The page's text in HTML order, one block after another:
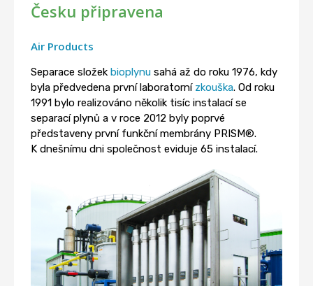
Česku připravena
Air Products
Separace složekbioplynu sahá až do roku 1976, kdy
byla předvedena první laboratorní zkouška. Od roku
1991 bylo realizováno několik tisíc instalací se
separací plynů a v roce 2012 byly poprvé
představeny první funkční membrány PRISM®.
K dnešnímu dni společnost eviduje 65 instalací.